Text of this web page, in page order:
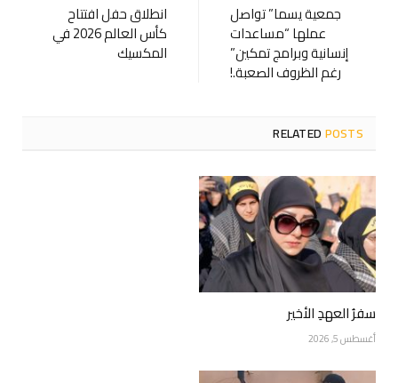
جمعية يسما” تواصل
عملها “مساعدات
إنسانية وبرامج تمكين”
رغم الظروف الصعبة.!
انطلاق حفل افتتاح
كأس العالم 2026 في
المكسيك
RELATEDPOSTS
سفرُ العهدِ الأخير
أغسطس 5, 2026